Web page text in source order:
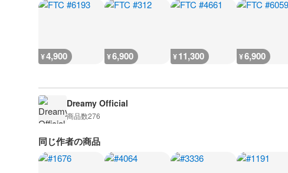
¥4,900 ¥6,900 ¥11,300 ¥6,900
Dreamy Official
商品数276
同じ作者の商品